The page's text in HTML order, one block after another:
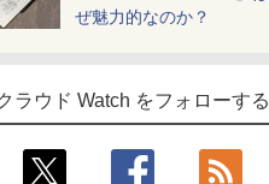
ぜ魅力的なのか？
ラウド Watch をフォローする